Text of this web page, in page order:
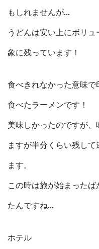
もしれませんが…
うどんは安い上にボリ
象に残っています！
食べきれなかった意味
食べたラーメンです！
美味しかったのですが
ますが半分くらい残し
ます。
この時は旅が始まった
たんですね…
ホテル